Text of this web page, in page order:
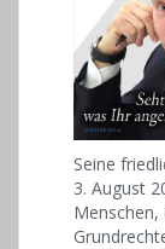
Seine
3. August